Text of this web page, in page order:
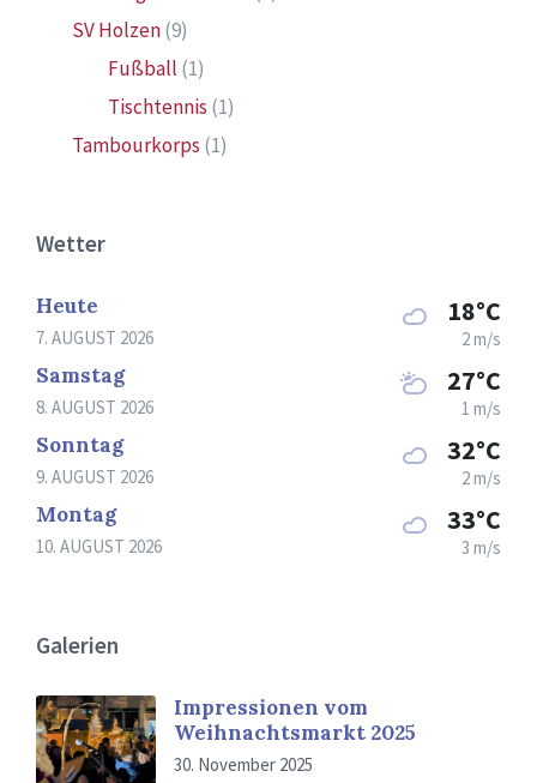
SV Holzen(9)
Fußball (1)
Tischtennis (1)
Tambourkorps (1)
Wetter
Heute
7. AUGUST 2026
18°C
2 m/s
Samstag
8. AUGUST 2026
27°C
1 m/s
Sonntag
9. AUGUST 2026
32°C
2 m/s
Montag
10. AUGUST 2026
33°C
3 m/s
Galerien
Impressionen vom
Weihnachtsmarkt 2025
30. November 2025